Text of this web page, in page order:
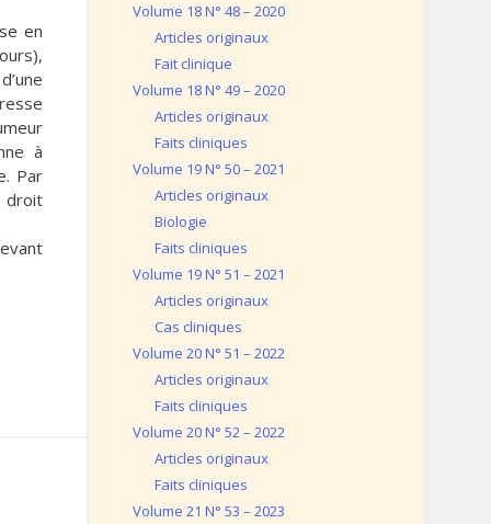
en
à
Par
droit
Volume 18 N° 48 – 2020
Articles originaux
Fait clinique
Volume 18 N° 49 – 2020
Articles originaux
Faits cliniques
Volume 19 N° 50 – 2021
Articles originaux
Biologie
Faits cliniques
Volume 19 N° 51 – 2021
Articles originaux
Cas cliniques
Volume 20 N° 51 – 2022
Articles originaux
Faits cliniques
Volume 20 N° 52 – 2022
Articles originaux
Faits cliniques
Volume 21 N° 53 – 2023